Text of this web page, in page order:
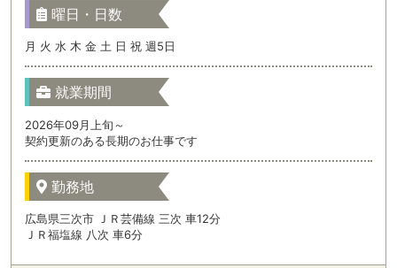
曜日・日数
月 火 水 木 金 土 日 祝 週5日
就業期間
2026年09月上旬～
契約更新のある長期のお仕事です
勤務地
広島県三次市 ＪＲ芸備線 三次 車12分
ＪＲ福塩線 八次 車6分